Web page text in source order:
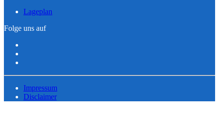
Lageplan
Folge uns auf
Impressum
Disclaimer